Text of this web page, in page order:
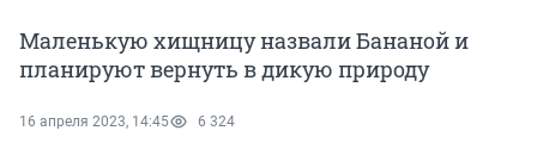
Маленькую хищницу назвали Бананой и
планируют вернуть в дикую природу
16 апреля 2023, 14:45 6 324